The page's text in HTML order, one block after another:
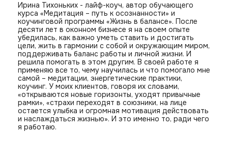
Ирина Тихоньких - лайф-коуч, автор обучающего
курса «Медитация – путь к осознанности» и
коучинговой программы «Жизнь в балансе». После
десяти лет в оконном бизнесе я на своем опыте
убедилась, как важно уметь ставить и достигать
цели, жить в гармонии с собой и окружающим миром,
поддерживать баланс работы и личной жизни. И
решила помогать в этом другим. В своей работе я
применяю все то, чему научилась и что помогало мне
самой – медитации, энергетические практики,
коучинг. У моих клиентов, говоря их словами,
«открываются новые горизонты, уходят привычные
рамки», «страхи переходят в союзники, на лице
остается улыбка и огромная мотивация действовать
и наслаждаться жизнью». И это именно то, ради чего
я работаю.